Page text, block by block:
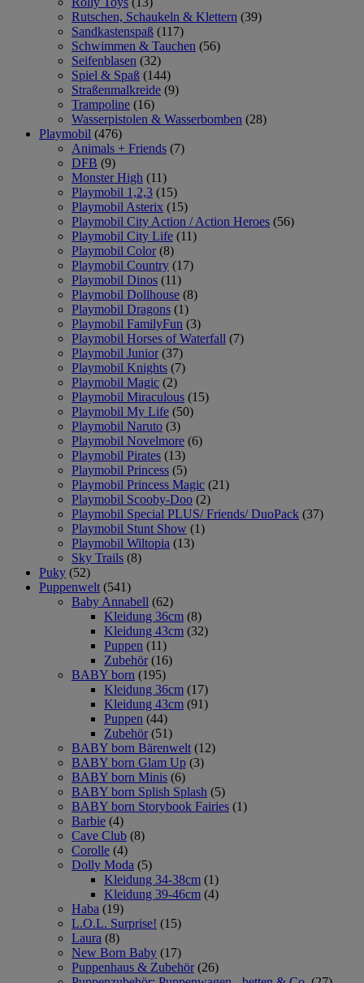
Rutschen, Schaukeln & Klettern (39)
Sandkastenspaß (117)
Schwimmen & Tauchen (56)
Seifenblasen (32)
Spiel & Spaß (144)
Straßenmalkreide (9)
Trampoline (16)
Wasserpistolen & Wasserbomben (28)
Playmobil (476)
Animals + Friends (7)
DFB (9)
Monster High (11)
Playmobil 1,2,3 (15)
Playmobil Asterix (15)
Playmobil City Action / Action Heroes (56)
Playmobil City Life (11)
Playmobil Color (8)
Playmobil Country (17)
Playmobil Dinos (11)
Playmobil Dollhouse (8)
Playmobil Dragons (1)
Playmobil FamilyFun (3)
Playmobil Horses of Waterfall (7)
Playmobil Junior (37)
Playmobil Knights (7)
Playmobil Magic (2)
Playmobil Miraculous (15)
Playmobil My Life (50)
Playmobil Naruto (3)
Playmobil Novelmore (6)
Playmobil Pirates (13)
Playmobil Princess (5)
Playmobil Princess Magic (21)
Playmobil Scooby-Doo (2)
Playmobil Special PLUS/ Friends/ DuoPack (37)
Playmobil Stunt Show (1)
Playmobil Wiltopia (13)
Sky Trails (8)
Puky (52)
Puppenwelt (541)
Baby Annabell (62)
Kleidung 36cm (8)
Kleidung 43cm (32)
Puppen (11)
Zubehör (16)
BABY born (195)
Kleidung 36cm (17)
Kleidung 43cm (91)
Puppen (44)
Zubehör (51)
BABY born Bärenwelt (12)
BABY born Glam Up (3)
BABY born Minis (6)
BABY born Splish Splash (5)
BABY born Storybook Fairies (1)
Barbie (4)
Cave Club (8)
Corolle (4)
Dolly Moda (5)
Kleidung 34-38cm (1)
Kleidung 39-46cm (4)
Haba (19)
L.O.L. Surprise! (15)
Laura (8)
New Born Baby (17)
Puppenhaus & Zubehör (26)